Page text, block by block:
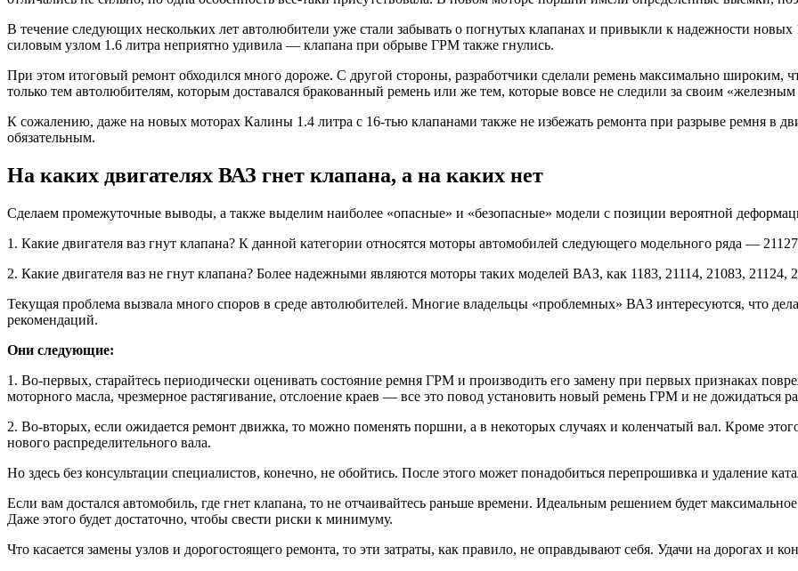
В течение следующих нескольких лет автолюбители уже стали забывать о погнутых клапанах и привыкли к надежности
силовым узлом 1.6 литра неприятно удивила — клапана при обрыве ГРМ также гнулись.
При этом итоговый ремонт обходился много дороже. С другой стороны, разработчики сделали ремень максимально широким,
только тем автолюбителям, которым доставался бракованный ремень или же тем, которые вовсе не следили за своим
К сожалению, даже на новых моторах Калины 1.4 литра с 16-тью клапанами также не избежать ремонта при разрыве ремня в
обязательным.
На каких двигателях ВАЗ гнет клапана, а на каких нет
Сделаем промежуточные выводы, а также выделим наиболее «опасные» и «безопасные» модели с позиции вероятной
1. Какие двигателя ваз гнут клапана? К данной категории относятся моторы автомобилей следующего модельного ряда —
2. Какие двигателя ваз не гнут клапана? Более надежными являются моторы таких моделей ВАЗ, как 1183, 21114, 21083, 21124,
Текущая проблема вызвала много споров в среде автолюбителей. Многие владельцы «проблемных» ВАЗ интересуются, что
рекомендаций.
Они следующие:
1. Во-первых, старайтесь периодически оценивать состояние ремня ГРМ и производить его замену при первых признаках
моторного масла, чрезмерное растягивание, отслоение краев — все это повод установить новый ремень ГРМ и не дожидаться
2. Во-вторых, если ожидается ремонт движка, то можно поменять поршни, а в некоторых случаях и коленчатый вал. Кроме
нового распределительного вала.
Но здесь без консультации специалистов, конечно, не обойтись. После этого может понадобиться перепрошивка и удаление
Если вам достался автомобиль, где гнет клапана, то не отчаивайтесь раньше времени. Идеальным решением будет
Даже этого будет достаточно, чтобы свести риски к минимуму.
Что касается замены узлов и дорогостоящего ремонта, то эти затраты, как правило, не оправдывают себя. Удачи на дорогах и